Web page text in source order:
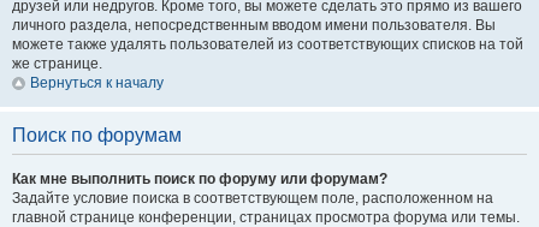
друзей или недругов. Кроме того, вы можете сделать это прямо из вашего
личного раздела, непосредственным вводом имени пользователя. Вы
можете также удалять пользователей из соответствующих списков на той
же странице.
Вернуться к началу
Поиск по форумам
Как мне выполнить поиск по форуму или форумам?
Задайте условие поиска в соответствующем поле, расположенном на
главной странице конференции, страницах просмотра форума или темы.